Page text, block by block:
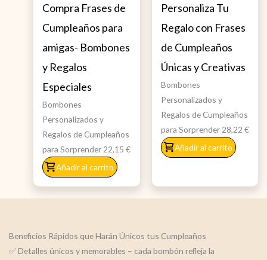
Compra Frases de
Cumpleaños para
amigas- Bombones
y Regalos
Especiales
Bombones
Personalizados y
Regalos de Cumpleaños
para Sorprender 22,15€
Añadir al carrito
Personaliza Tu
Regalo con Frases
de Cumpleaños
Únicas y Creativas
Bombones
Personalizados y
Regalos de Cumpleaños
para Sorprender 28,22 €
Añadir al carrito
Beneficios Rápidos que Harán Únicos tus Cumpleaños
✅ Detalles únicos y memorables – cada bombón refleja la